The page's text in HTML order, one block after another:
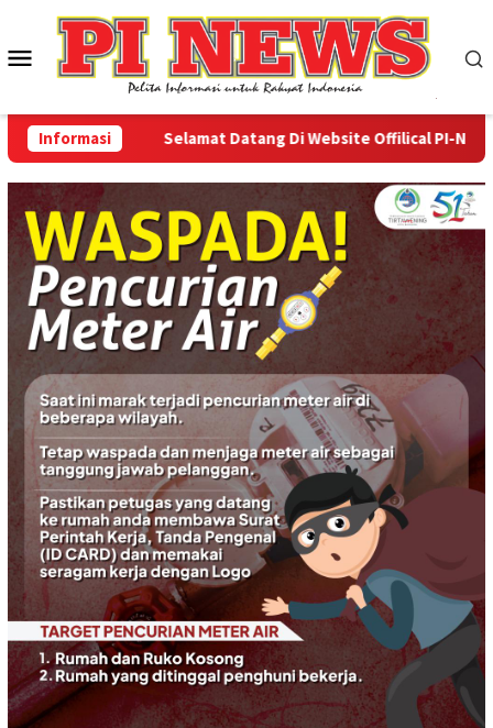
konten
Menu
Mobile
Informasi Selamat Datang Di Website Offilical PI-News